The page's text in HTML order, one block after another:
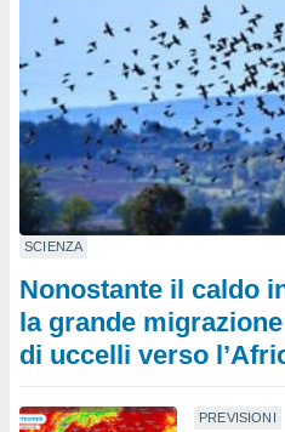
SCIENZA
Nonostante il caldo
la grande
di uccelli verso
PREVISIONI